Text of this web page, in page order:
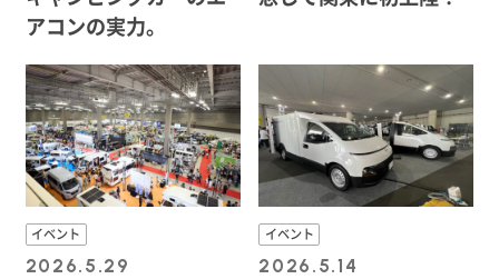
アコンの実力。
イベント
2026.5.29
イベント
2026.5.14